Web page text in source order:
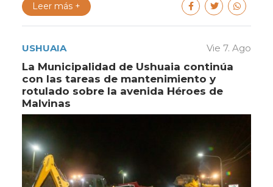
Leer más +
USHUAIA Vie 7. Ago
La Municipalidad de Ushuaia continúa
con las tareas de mantenimiento y
rotulado sobre la avenida Héroes de
Malvinas